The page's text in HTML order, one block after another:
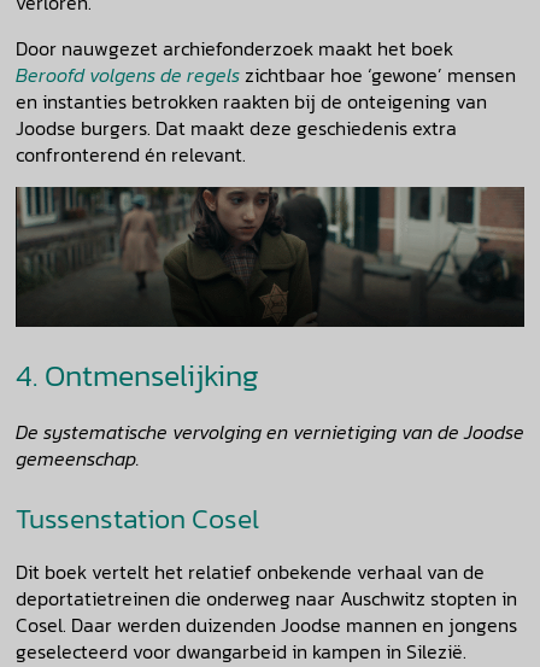
Door nauwgezet archiefonderzoek maakt het boek
Beroofd volgens de regelszichtbaar hoe ‘gewone’ mensen
en instanties betrokken raakten bij de onteigening van
Joodse burgers. Dat maakt deze geschiedenis extra
confronterend én relevant.
4. Ontmenselijking
De systematische vervolging en vernietiging van de Joodse
gemeenschap.
Tussenstation Cosel
Dit boek vertelt het relatief onbekende verhaal van de
deportatietreinen die onderweg naar Auschwitz stopten in
Cosel. Daar werden duizenden Joodse mannen en jongens
geselecteerd voor dwangarbeid in kampen in Silezië.